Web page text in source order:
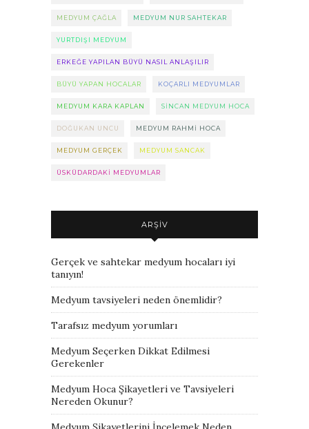
MEDYUM ÇAĞLA MEDYUM NUR SAHTEKAR
YURTDIŞI MEDYUM
ERKEĞE YAPILAN BÜYÜ NASIL ANLAŞILIR
BÜYÜ YAPAN HOCALAR KOÇARLI MEDYUMLAR
MEDYUM KARA KAPLAN SINCAN MEDYUM HOCA
DOĞUKAN UNCU MEDYUM RAHMI HOCA
MEDYUM GERÇEK MEDYUM SANCAK
ÜSKÜDARDAKI MEDYUMLAR
ARŞIV
Gerçek ve sahtekar medyum hocaları iyi
tanıyın!
Medyum tavsiyeleri neden önemlidir?
Tarafsız medyum yorumları
Medyum Seçerken Dikkat Edilmesi
Gerekenler
Medyum Hoca Şikayetleri ve Tavsiyeleri
Nereden Okunur?